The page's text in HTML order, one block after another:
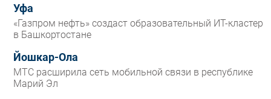
Уфа
«Газпром нефть» создаст образовательный ИТ-кластер
в Башкортостане
Йошкар-Ола
МТС расширила сеть мобильной связи в республике
Марий Эл